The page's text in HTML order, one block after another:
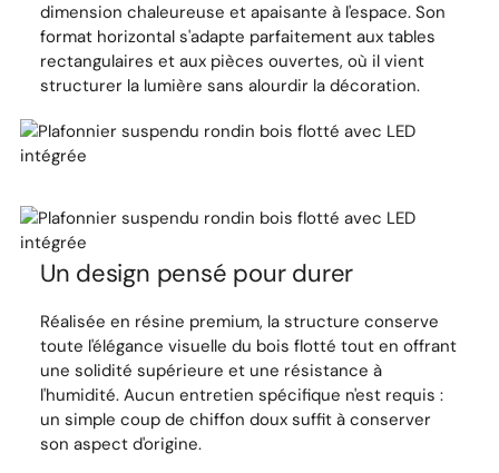
dimension chaleureuse et apaisante à l'espace. Son
format horizontal s'adapte parfaitement aux tables
rectangulaires et aux pièces ouvertes, où il vient
structurer la lumière sans alourdir la décoration.
Un design pensé pour durer
Réalisée en résine premium, la structure conserve
toute l'élégance visuelle du bois flotté tout en offrant
une solidité supérieure et une résistance à
l'humidité. Aucun entretien spécifique n'est requis :
un simple coup de chiffon doux suffit à conserver
son aspect d'origine.